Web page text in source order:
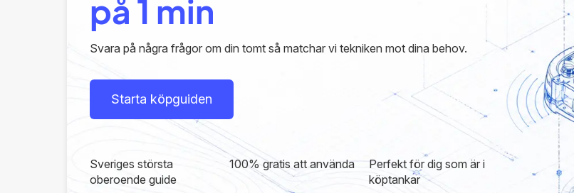
på 1 min
Svara på några frågor om din tomt så matchar vi tekniken mot dina behov.
Starta köpguiden
Sveriges största
oberoende guide
100% gratis att använda
Perfekt för dig som är i
köptankar